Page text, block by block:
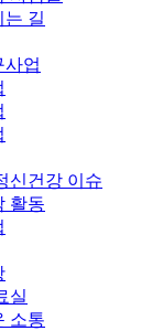
는 길
사업
신건강 이슈
활동
실
소통